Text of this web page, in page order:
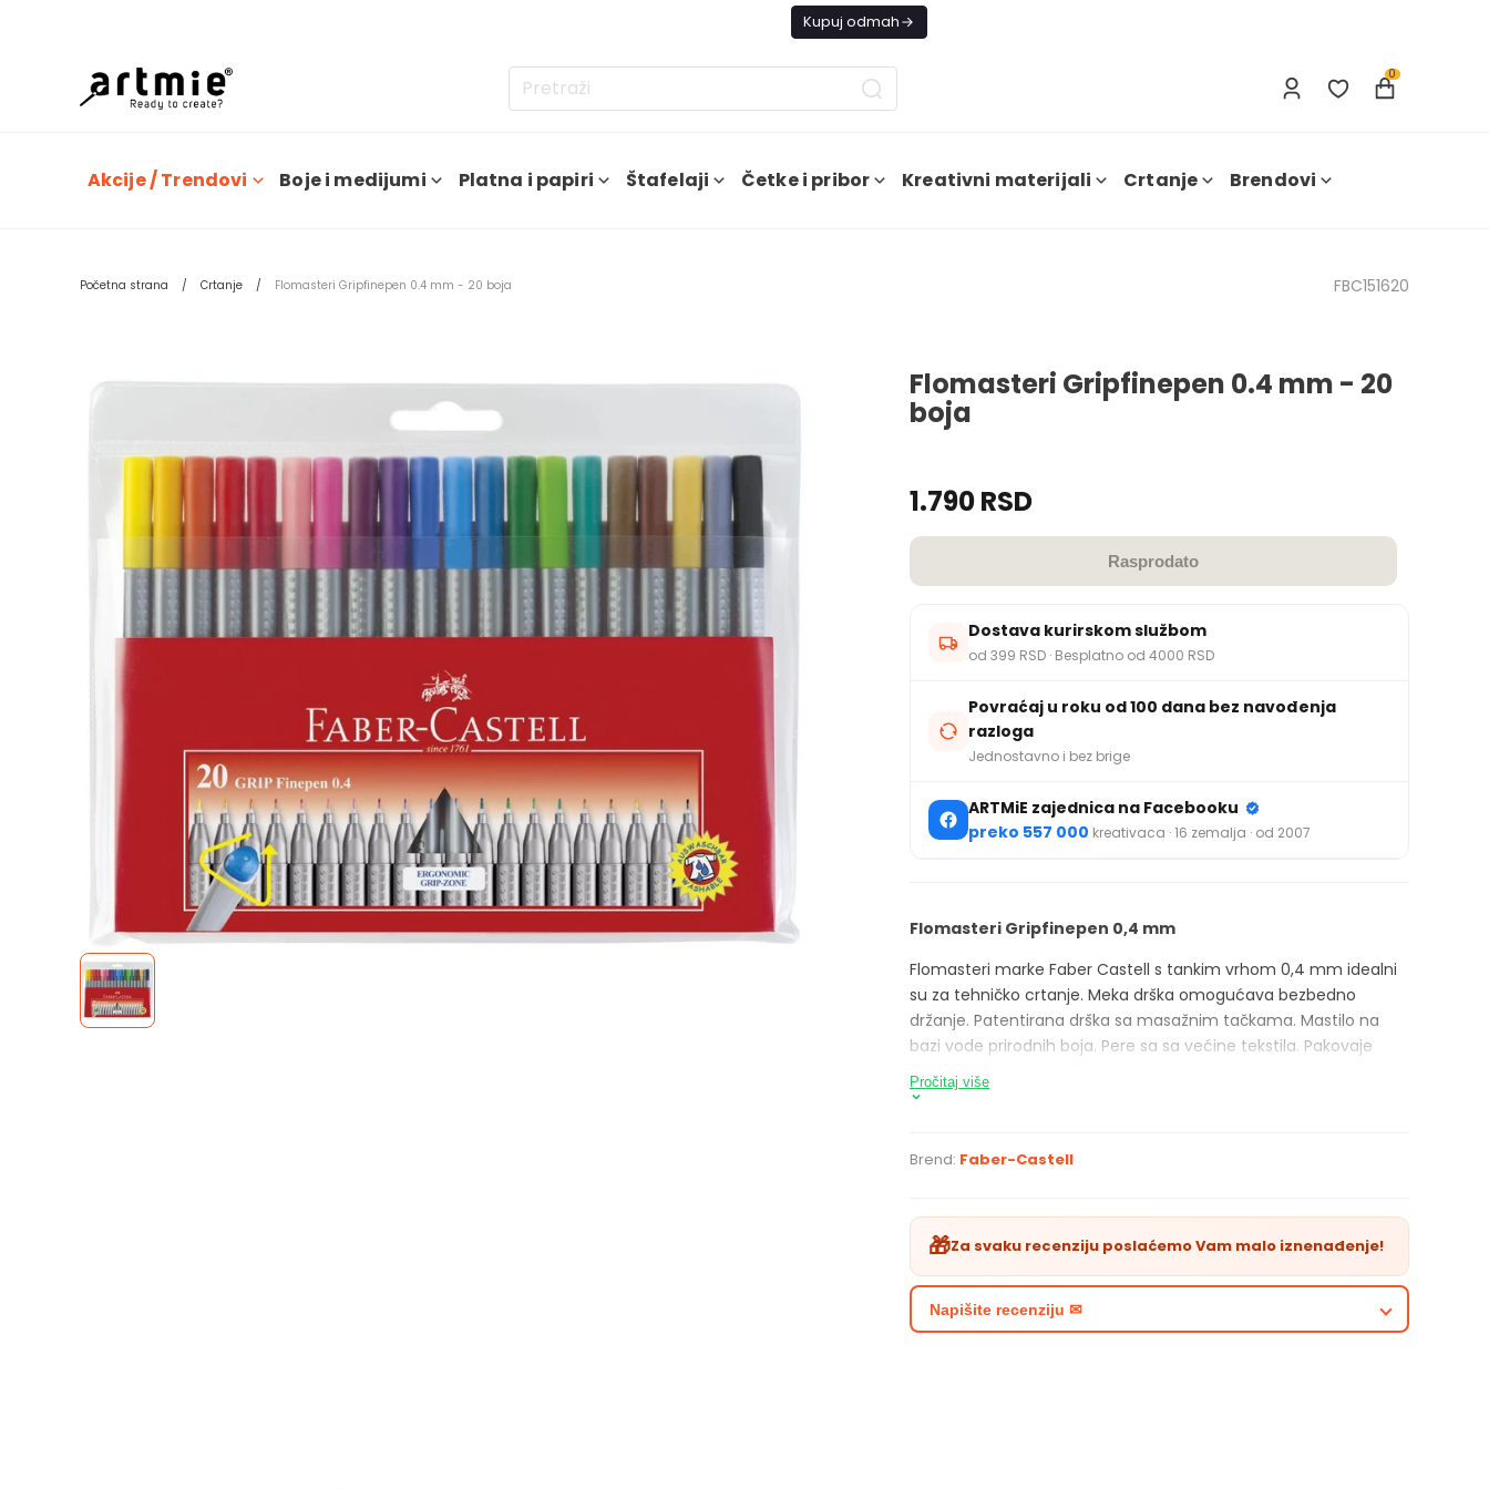
Kupuj odmah
0
Akcije / Trendovi Boje i medijumi Platna i papiri Štafelaji Četke i pribor Kreativni materijali Crtanje Brendovi
Početna strana Crtanje Flomasteri Gripfinepen 0.4 mm - 20 boja FBC151620
Flomasteri Gripfinepen 0.4 mm - 20
boja
1.790 RSD
Rasprodato
Dostava kurirskom službom
od 399 RSD · Besplatno od 4000 RSD
Povraćaj u roku od 100 dana bez navođenja
razloga
Jednostavno i bez brige
ARTMiE zajednica na Facebooku
preko 557 000 kreativaca · 16 zemalja · od 2007
Flomasteri Gripfinepen 0,4 mm
Flomasteri marke Faber Castell s tankim vrhom 0,4 mm idealni
su za tehničko crtanje. Meka drška omogućava bezbedno
držanje. Patentirana drška sa masažnim tačkama. Mastilo na
bazi vode prirodnih boja. Pere sa sa većine tekstila. Pakovaje
sadrži 20 boja u plastičnoj futroli.
Pročitaj više
Brend: Faber-Castell
🎁Za svaku recenziju poslaćemo Vam malo iznenađenje!
Napišite recenziju ✉